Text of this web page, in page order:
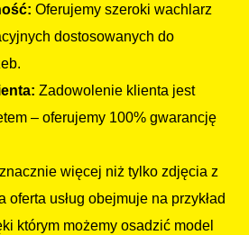
Oferujemy szeroki wachlarz
dostosowanych do
Zadowolenie klienta jest
– oferujemy 100% gwarancję
więcej niż tylko zdjęcia z
oferta usług obejmuje na przykład
którym możemy osadzić model